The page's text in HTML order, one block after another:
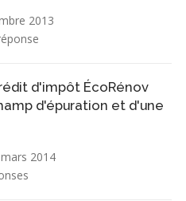
2013
d'impôt ÉcoRénov
d'épuration et d'une
2014